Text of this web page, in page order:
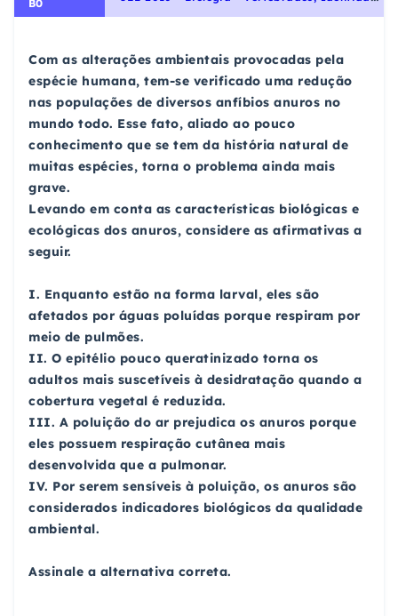
B0
Com as alterações ambientais provocadas pela
espécie humana, tem-se verificado uma redução
nas populações de diversos anfíbios anuros no
mundo todo. Esse fato, aliado ao pouco
conhecimento que se tem da história natural de
muitas espécies, torna o problema ainda mais
grave.
Levando em conta as características biológicas e
ecológicas dos anuros, considere as afirmativas a
seguir.
I. Enquanto estão na forma larval, eles são
afetados por águas poluídas porque respiram por
meio de pulmões.
II. O epitélio pouco queratinizado torna os
adultos mais suscetíveis à desidratação quando a
cobertura vegetal é reduzida.
III. A poluição do ar prejudica os anuros porque
eles possuem respiração cutânea mais
desenvolvida que a pulmonar.
IV. Por serem sensíveis à poluição, os anuros são
considerados indicadores biológicos da qualidade
ambiental.
Assinale a alternativa correta.